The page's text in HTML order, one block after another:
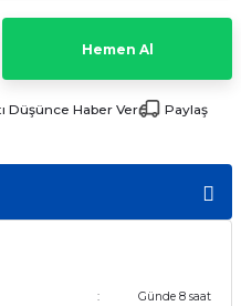
Hemen Al
Düşünce Haber Ver
Paylaş
:
Günde 8 saat